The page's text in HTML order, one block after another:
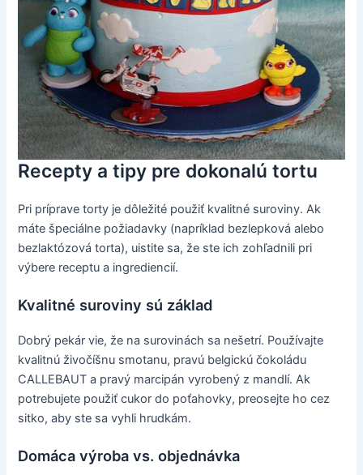
Recepty a tipy pre dokonalú tortu
Pri príprave torty je dôležité použiť kvalitné suroviny. Ak
máte špeciálne požiadavky (napríklad bezlepková alebo
bezlaktózová torta), uistite sa, že ste ich zohľadnili pri
výbere receptu a ingrediencií.
Kvalitné suroviny sú základ
Dobrý pekár vie, že na surovinách sa nešetrí. Používajte
kvalitnú živočíšnu smotanu, pravú belgickú čokoládu
CALLEBAUT a pravý marcipán vyrobený z mandlí. Ak
potrebujete použiť cukor do poťahovky, preosejte ho cez
sitko, aby ste sa vyhli hrudkám.
Domáca výroba vs. objednávka